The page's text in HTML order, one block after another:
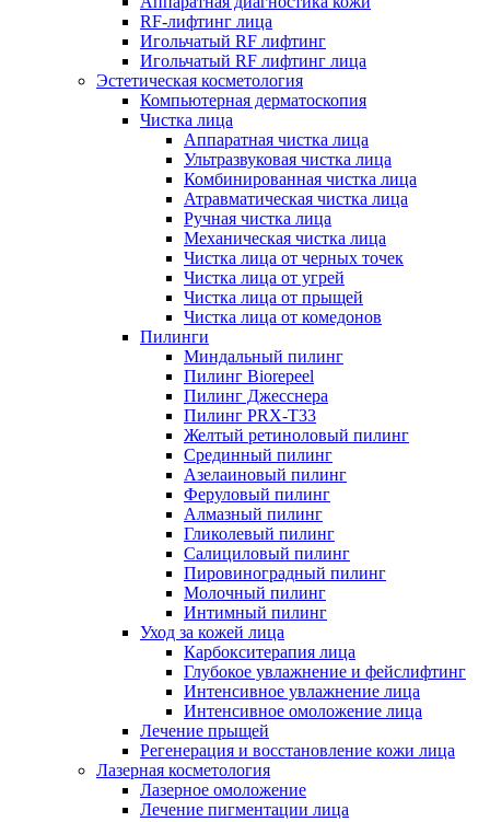
RF-лифтинг лица
Игольчатый RF лифтинг
Игольчатый RF лифтинг лица
Эстетическая косметология
Компьютерная дерматоскопия
Чистка лица
Аппаратная чистка лица
Ультразвуковая чистка лица
Комбинированная чистка лица
Атравматическая чистка лица
Ручная чистка лица
Механическая чистка лица
Чистка лица от черных точек
Чистка лица от угрей
Чистка лица от прыщей
Чистка лица от комедонов
Пилинги
Миндальный пилинг
Пилинг Biorepeel
Пилинг Джесснера
Пилинг PRX-T33
Желтый ретиноловый пилинг
Срединный пилинг
Азелаиновый пилинг
Феруловый пилинг
Алмазный пилинг
Гликолевый пилинг
Салициловый пилинг
Пировиноградный пилинг
Молочный пилинг
Интимный пилинг
Уход за кожей лица
Карбокситерапия лица
Глубокое увлажнение и фейслифтинг
Интенсивное увлажнение лица
Интенсивное омоложение лица
Лечение прыщей
Регенерация и восстановление кожи лица
Лазерная косметология
Лазерное омоложение
Лечение пигментации лица